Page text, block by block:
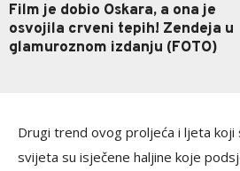
Film je dobio Oskara, a ona je
osvojila crveni tepih! Zendeja u
glamuroznom izdanju (FOTO)
Drugi trend ovog proljeća i ljeta koji
svijeta su isječene haljine koje